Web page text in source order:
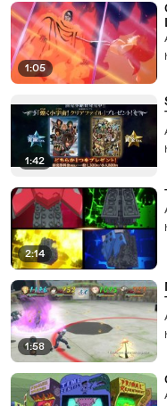
1:05
1:42
2:14
1:58